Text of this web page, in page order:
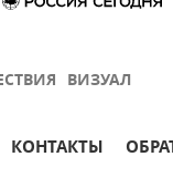
ВИЗУАЛ
КОНТАКТЫ